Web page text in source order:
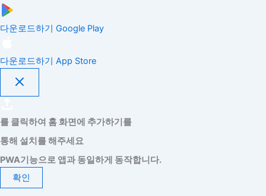
다운로드하기 Google Play
다운로드하기 App Store
를 클릭하여 홈 화면에 추가하기를
통해 설치를 해주세요
PWA기능으로 앱과 동일하게 동작합니다.
확인